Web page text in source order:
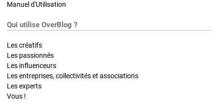
Manuel d'Utilisation
Qui utilise OverBlog ?
Les créatifs
Les passionnés
Les influenceurs
Les entreprises, collectivités et associations
Les experts
Vous !